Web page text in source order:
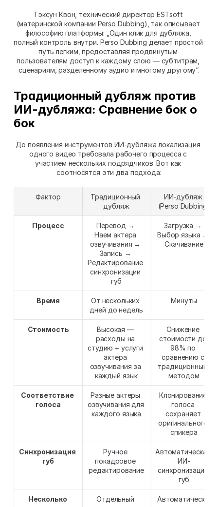
Тэксун Квон, технический директор ESTsoft
(материнской компании Perso Dubbing), так описывает
философию платформы: „Один клик для дубляжа,
полный контроль внутри. Perso Dubbing делает простой
путь легким, предоставляя продвинутым
пользователям доступ к каждому слою — субтитрам,
сценариям, разделенному аудио и многому другому“.
Традиционный дубляж против
ИИ-дубляжа: Сравнение бок о
бок
До появления инструментов ИИ-дубляжа локализация
одного видео требовала рабочего процесса с
участием нескольких подрядчиков. Вот как
соотносятся эти два подхода:
Фактор
Традиционный
дубляж
ИИ-дубляж
(Perso Dubbing)
Процесс
Перевод →
Наем актера
озвучивания →
Запись →
Редактирование
синхронизации
губ
Загрузка →
Выбор языка →
Скачивание
Время
От нескольких
дней до недель
Минуты
Стоимость
Высокая —
расходы на
студию + услуги
актера
озвучивания за
каждый язык
Снижение
стоимости до
98% по
сравнению с
традиционным
методом
Соответствие
голоса
Разные актеры
озвучивания для
каждого языка
Клонирование
голоса
сохраняет
оригинального
спикера
Синхронизация
губ
Ручное
покадровое
редактирование
Автоматическая
ИИ-
синхронизация
губ
Несколько
Отдельный
Автоматически